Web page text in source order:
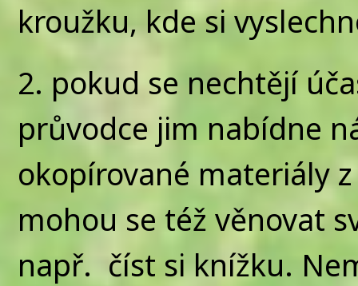
kroužku, kde si
pokud se nechtějí
průvodce jim nabídne
okopírované materiály
mohou se též věnovat
např. číst si knížku.